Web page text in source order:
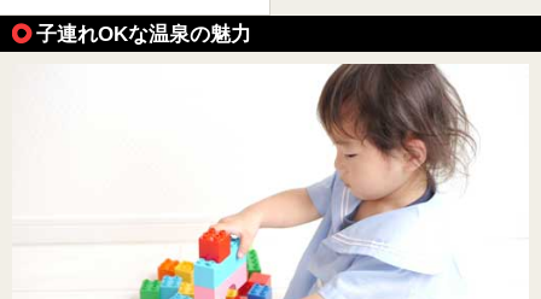
子連れOKな温泉の魅力